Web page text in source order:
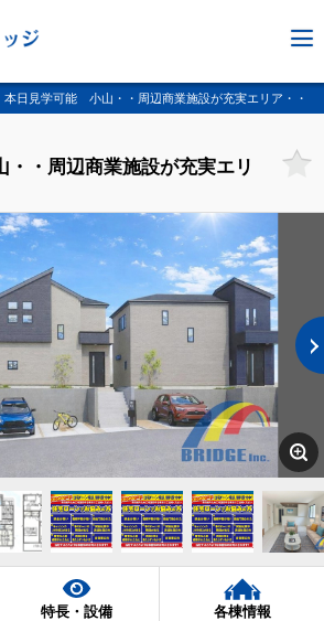
本日見学可能 小山・・周辺商業施設が充実エリア・・
・周辺商業施設が充実エリ
特長・設備 各棟情報